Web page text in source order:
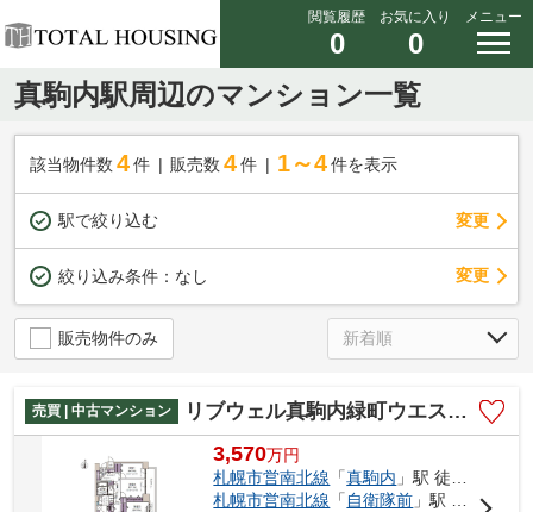
閲覧履歴
0
お気に入り
0
メニュー
真駒内駅周辺のマンション一覧
該当物件数 4件 販売数 4 件 1～4 件を表示
駅で絞り込む 変更
絞り込み条件： なし 変更
販売物件のみ
売買 | 中古マンション リブウェル真駒内緑町ウエストヴュー
3,570万円
札幌市営南北線 「真駒内 」駅 徒歩7分
札幌市営南北線 「 自衛隊前 」駅 徒歩29分